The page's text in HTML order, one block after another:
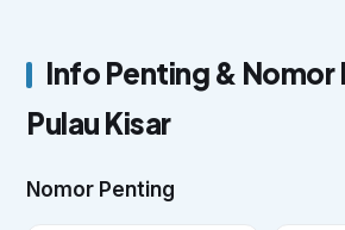
Info Penting & Nomor
Pulau Kisar
Nomor Penting